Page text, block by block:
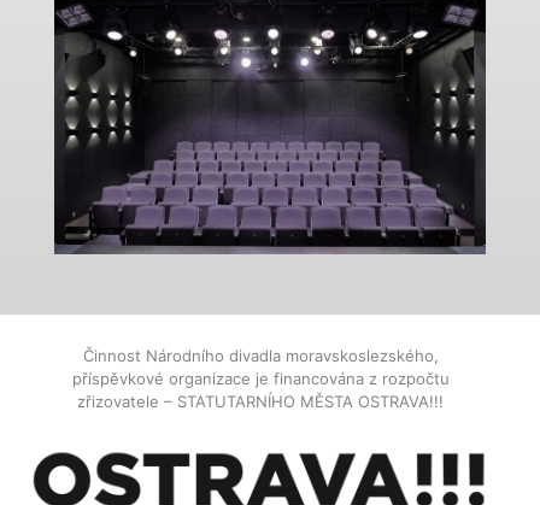
Činnost Národního divadla moravskoslezského,
příspěvkové organizace je financována z rozpočtu
zřizovatele – STATUTARNÍHO MĚSTA OSTRAVA!!!